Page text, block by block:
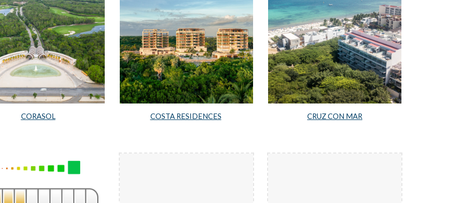
CORASOL COSTA RESIDENCES CRUZ CON MAR